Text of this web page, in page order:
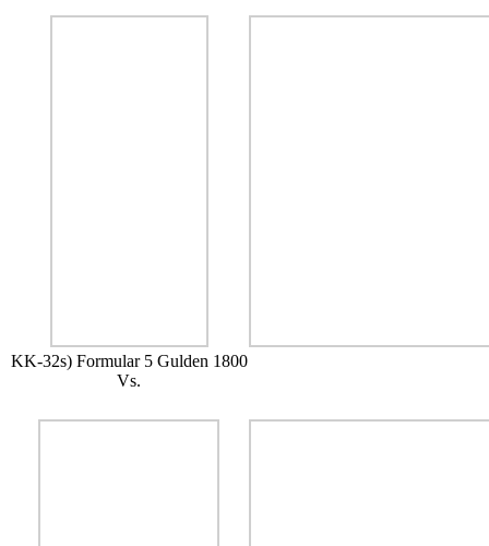
KK-32s) Formular 5 Gulden 1800
Vs.